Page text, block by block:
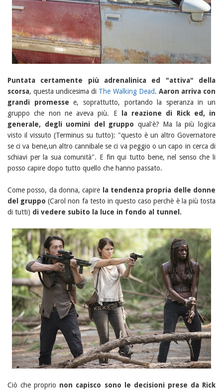
Puntata certamente più adrenalinica ed "attiva" della
scorsa, questa undicesima di The Walking Dead. Aaron arriva con
grandi promesse e, soprattutto, portando la speranza in un
gruppo che non ne aveva più. E
la reazione di Rick ed, in
generale, degli uomini del gruppo qual'è? Ma la più logica
visto il vissuto (Terminus su tutto): "questo è un altro Governatore
se ci va bene,un altro cannibale se ci va peggio o un capo in cerca di
schiavi per la sua comunità". E fin qui tutto bene, nel senso che li
posso capire dopo tutto quello che hanno passato.
Come posso, da donna, capire
la tendenza propria delle donne
del gruppo (Carol non fa testo in questo caso perchè è la più tosta
di tutti) di vedere subito la luce in fondo al tunnel.
Ciò che proprio non capisco sono le decisioni prese da Rick